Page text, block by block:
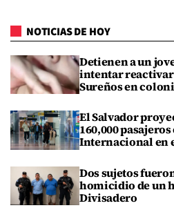
NOTICIAS DE HOY
Detienen a un
intentar
Sureños en
El Salvador
160,000
Internacional en
Dos sujetos
homicidio de un
Divisadero